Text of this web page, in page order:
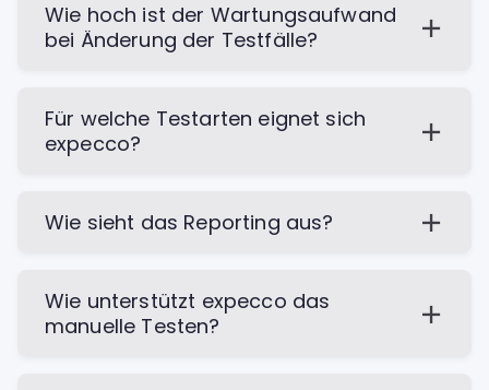
Wie hoch ist der Wartungsaufwand
bei Änderung der Testfälle?
Für welche Testarten eignet sich
expecco?
Wie sieht das Reporting aus?
Wie unterstützt expecco das
manuelle Testen?